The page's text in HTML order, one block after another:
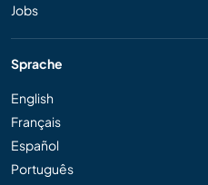
Jobs
Sprache
English
Français
Español
Português